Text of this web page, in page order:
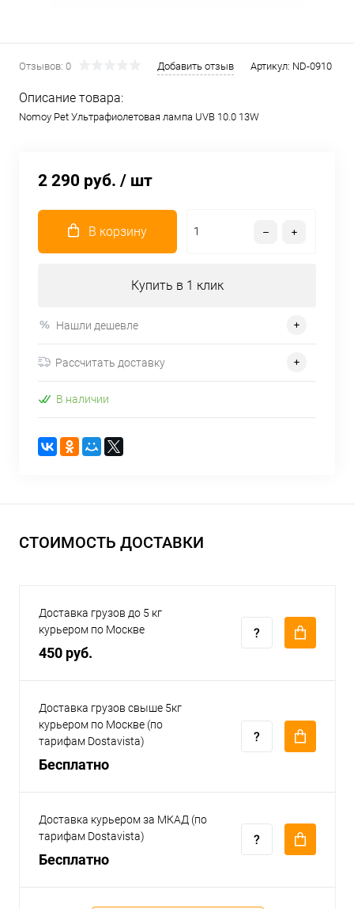
Отзывов: 0 Добавить отзыв Артикул: ND-0910
Описание товара:
Nomoy Pet Ультрафиолетовая лампа UVB 10.0 13W
2 290 руб. / шт
В корзину
Купить в 1 клик
Нашли дешевле
Рассчитать доставку
В наличии
СТОИМОСТЬ ДОСТАВКИ
Доставка грузов до 5 кг
курьером по Москве
450 руб.
Доставка грузов свыше 5кг
курьером по Москве (по
тарифам Dostavista)
Бесплатно
Доставка курьером за МКАД (по
тарифам Dostavista)
Бесплатно